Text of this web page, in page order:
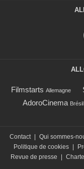
Filmstarts Allemagne
AdoroCinema Brésil
Contact Qui sommes-
Politique de cookies
Revue de presse